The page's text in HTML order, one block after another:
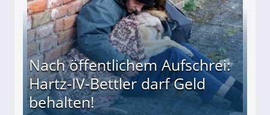
Nach öffentlichem Aufschrei:
Hartz-IV-Bettler darf Geld
behalten!